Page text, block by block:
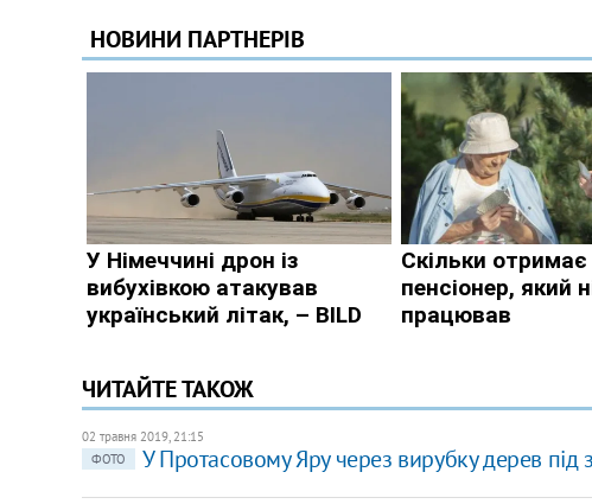
ЧИТАЙТЕ ТАКОЖ
02 травня 2019, 21:15
ФОТО
У Протасовому Яру через вирубку дерев під